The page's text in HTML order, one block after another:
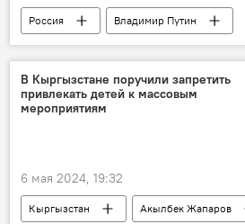
Россия
Владимир Путин
Михаил Мишустин
правительство
благодарность
В Кыргызстане поручили запретить
привлекать детей к массовым
мероприятиям
6 мая 2024, 19:32
Кыргызстан
Акылбек Жапаров